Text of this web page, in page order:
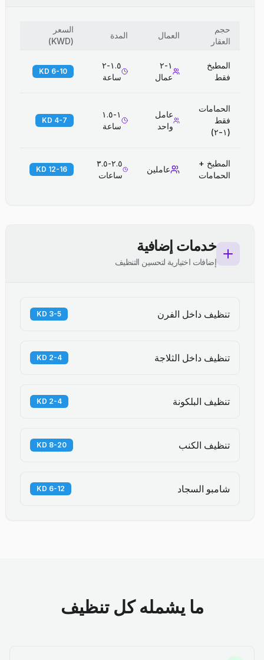
حجم
العقار
العمال المدة
السعر
(
KWD
)
المطبخ
فقط
١-٢
عمال
١.٥-٢
ساعة
6-10 KD
الحمامات
فقط
(١-٢)
عامل
واحد
١-١.٥
ساعة
4-7 KD
المطبخ +
الحمامات
عاملين
٢.٥-٣.٥
ساعات
12-16 KD
خدمات إضافية
إضافات اختيارية لتحسين التنظيف
تنظيف داخل الفرن 3-5 KD
تنظيف داخل الثلاجة 2-4 KD
تنظيف البلكونة 2-4 KD
تنظيف الكنب 8-20 KD
شامبو السجاد 6-12 KD
ما يشمله كل تنظيف